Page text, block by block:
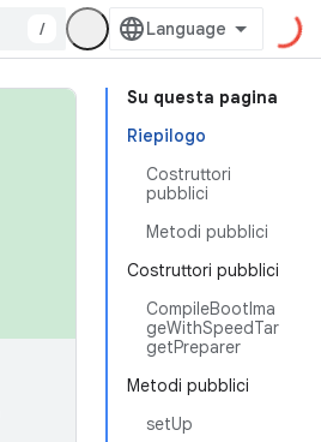
/
Su questa pagina
Riepilogo
Costruttori
pubblici
Metodi pubblici
Costruttori pubblici
CompileBootIma
geWithSpeedTar
getPreparer
Metodi pubblici
setUp